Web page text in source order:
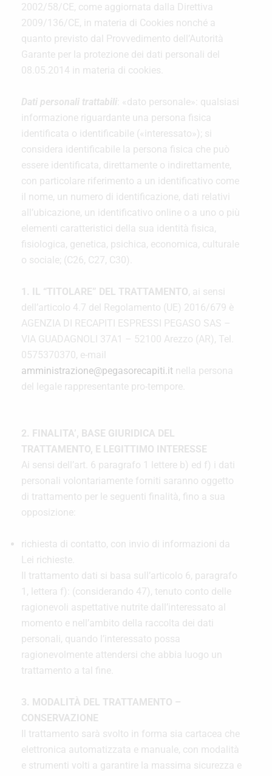
2002/58/CE, come aggiornata dalla Direttiva
2009/136/CE, in materia di Cookies nonché a
quanto previsto dal Provvedimento dell’Autorità
Garante per la protezione dei dati personali del
08.05.2014 in materia di cookies.
Dati personali trattabili: «dato personale»: qualsiasi
informazione riguardante una persona fisica
identificata o identificabile («interessato»); si
considera identificabile la persona fisica che può
essere identificata, direttamente o indirettamente,
con particolare riferimento a un identificativo come
il nome, un numero di identificazione, dati relativi
all’ubicazione, un identificativo online o a uno o più
elementi caratteristici della sua identità fisica,
fisiologica, genetica, psichica, economica, culturale
o sociale; (C26, C27, C30).
1. IL “TITOLARE” DEL TRATTAMENTO, ai sensi
dell’articolo 4.7 del Regolamento (UE) 2016/679 è
AGENZIA DI RECAPITI ESPRESSI PEGASO SAS –
VIA GUADAGNOLI 37A1 – 52100 Arezzo (AR), Tel.
0575370370, e-mail
amministrazione@pegasorecapiti.itnella persona
del legale rappresentante pro-tempore.
2. FINALITA’, BASE GIURIDICA DEL
TRATTAMENTO, E LEGITTIMO INTERESSE
Ai sensi dell’art. 6 paragrafo 1 lettere b) ed f) i dati
personali volontariamente forniti saranno oggetto
di trattamento per le seguenti finalità, fino a sua
opposizione:
richiesta di contatto, con invio di informazioni da
Lei richieste.
Il trattamento dati si basa sull’articolo 6, paragrafo
1, lettera f): (considerando 47), tenuto conto delle
ragionevoli aspettative nutrite dall’interessato al
momento e nell’ambito della raccolta dei dati
personali, quando l’interessato possa
ragionevolmente attendersi che abbia luogo un
trattamento a tal fine.
3. MODALITÀ DEL TRATTAMENTO –
CONSERVAZIONE
Il trattamento sarà svolto in forma sia cartacea che
elettronica automatizzata e manuale, con modalità
e strumenti volti a garantire la massima sicurezza e